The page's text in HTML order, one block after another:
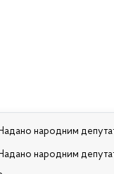
народним
народним